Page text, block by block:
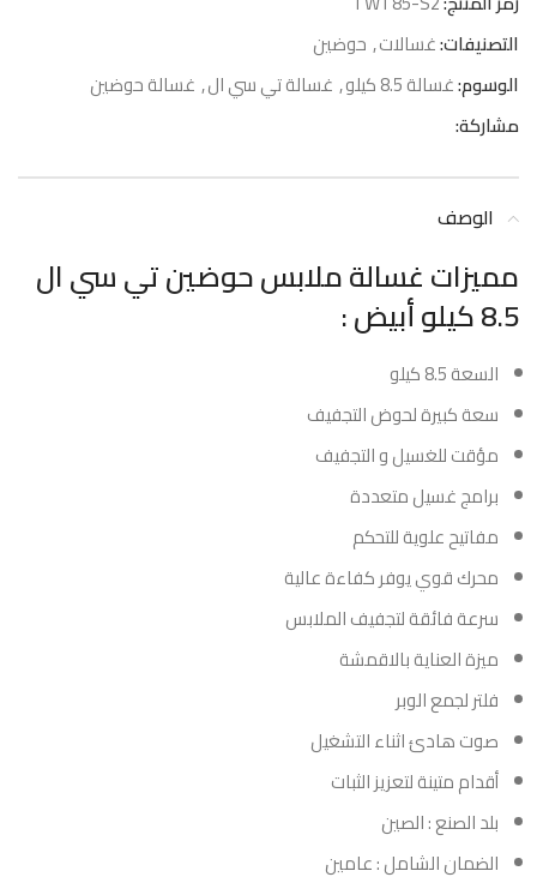
التصنيفات:غسالات, حوضين
الوسوم:غسالة 8.5 كيلو , غسالة تي سي ال, غسالة حوضين
مشاركة:
الوصف
مميزات غسالة ملابس حوضين تي سي ال
8.5 كيلو أبيض :
السعة 8.5 كيلو
سعة كبيرة لحوض التجفيف
مؤقت للغسيل و التجفيف
برامج غسيل متعددة
مفاتيح علوية للتحكم
محرك قوي يوفر كفاءة عالية
سرعة فائقة لتجفيف الملابس
ميزة العناية بالاقمشة
فلتر لجمع الوبر
صوت هادئ اثناء التشغيل
أقدام متينة لتعزيز الثبات
بلد الصنع : الصين
الضمان الشامل : عامين